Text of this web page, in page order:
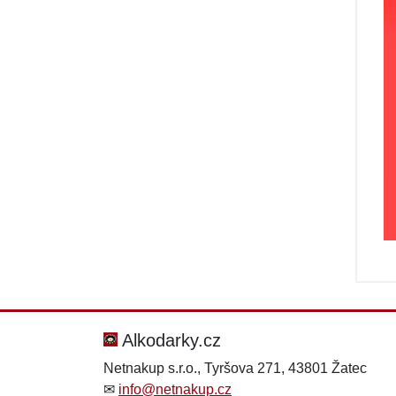
Alkodarky.cz
Netnakup s.r.o., Tyršova 271, 43801 Žatec
✉ info@netnakup.cz